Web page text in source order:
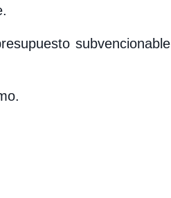
subvencionable